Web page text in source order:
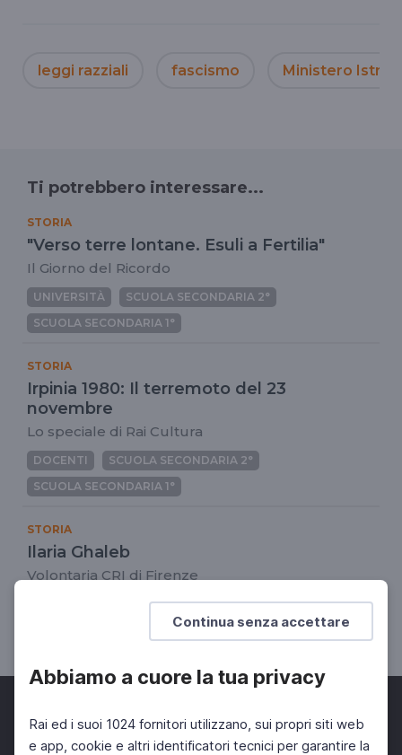
Continua senza accettare
Abbiamo a cuore la tua privacy
Rai ed i suoi 1024 fornitori utilizzano, sui propri siti web
e app, cookie e altri identificatori tecnici per garantire la
leggi razziali fascismo Ministero
Ti potrebbero interessare...
STORIA
"Verso terre lontane. Esuli a Fertilia"
Il Giorno del Ricordo
UNIVERSITÀ
SCUOLA SECONDARIA 2°
SCUOLA SECONDARIA 1°
STORIA
Irpinia 1980: Il terremoto del 23
novembre
Lo speciale di Rai Cultura
DOCENTI
SCUOLA SECONDARIA 2°
SCUOLA SECONDARIA 1°
STORIA
Ilaria Ghaleb
Volontaria CRI di Firenze
SCUOLA SECONDARIA 2°
SCUOLA SECONDARIA 1°